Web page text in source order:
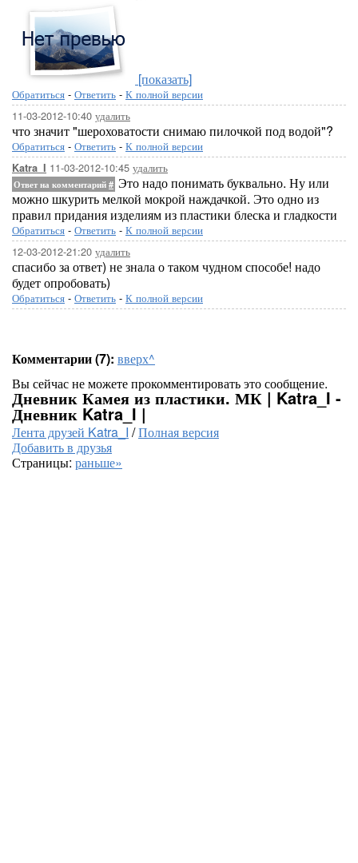
[показать]
Обратиться - Ответить - К полной версии
11-03-2012-10:40 удалить
что значит "шероховатости снимаю пилочкой под водой"?
Обратиться - Ответить - К полной версии
Katra_I 11-03-2012-10:45 удалить
Ответ на комментарий # Это надо понимать буквально. Ну или
можно шкурить мелкой мокрой наждачкой. Это одно из
правил придания изделиям из пластики блеска и гладкости
Обратиться - Ответить - К полной версии
12-03-2012-21:20 удалить
спасибо за ответ) не знала о таком чудном способе! надо
будет опробовать)
Обратиться - Ответить - К полной версии
Комментарии (7): вверх^
Вы сейчас не можете прокомментировать это сообщение.
Дневник Камея из пластики. МК | Katra_I -
Дневник Katra_I |
Лента друзей Katra_I /Полная версия
Добавить в друзья
Страницы: раньше»